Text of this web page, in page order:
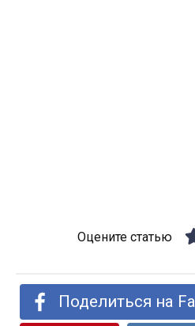
Оцените статью
Поделиться на